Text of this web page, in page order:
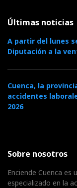
Últimas noticias
A partir del lunes
Diputación a la
Cuenca, la
accidentes
2026
Sobre nosotros
Enciende Cuenca es
especializado en la